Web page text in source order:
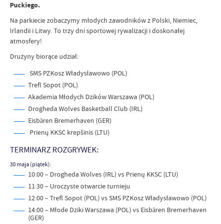
Puckiego.
Na parkiecie zobaczymy młodych zawodników z Polski, Niemiec,
Irlandii i Litwy. To trzy dni sportowej rywalizacji i doskonałej
atmosfery!
Drużyny biorące udział:
SMS PZKosz Władysławowo (POL)
Trefl Sopot (POL)
Akademia Młodych Dzików Warszawa (POL)
Drogheda Wolves Basketball Club (IRL)
Eisbären Bremerhaven (GER)
Prienų KKSC krepšinis (LTU)
TERMINARZ ROZGRYWEK:
30 maja (piątek):
10:00 – Drogheda Wolves (IRL) vs Prienų KKSC (LTU)
11:30 – Uroczyste otwarcie turnieju
12:00 – Trefl Sopot (POL) vs SMS PZKosz Władysławowo (POL)
14:00 – Młode Dziki Warszawa (POL) vs Eisbären Bremerhaven
(GER)